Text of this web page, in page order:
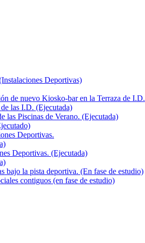
Deportivas)
de nuevo Kiosko-bar en la Terraza de
las I.D. (Ejecutada)
las Piscinas de Verano. (Ejecutada)
Deportivas.
Deportivas. (Ejecutada)
bajo la pista deportiva. (En fase de estudio)
contiguos (en fase de estudio)